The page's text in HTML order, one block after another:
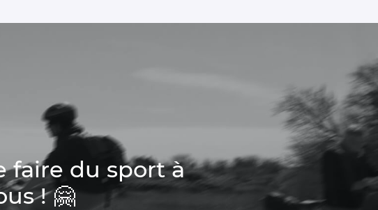
faire du sport à
! 🤗